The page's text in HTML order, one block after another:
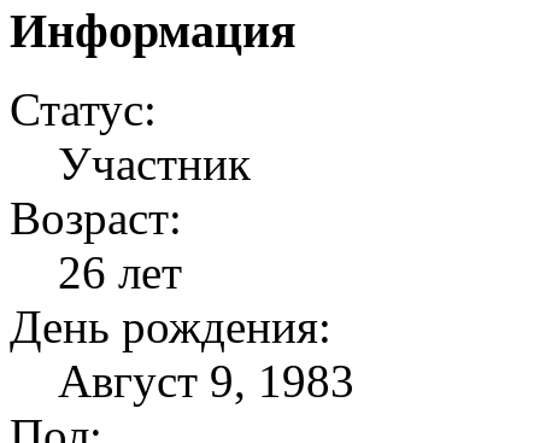
Информация
Статус:
Участник
Возраст:
26 лет
День рождения:
Август 9, 1983